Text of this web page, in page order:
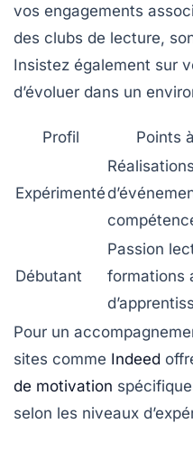
vos engagements
des clubs de lecture,
Insistez également sur
d’évoluer dans un
Profil Points
Expérimenté
Débutant
Passion
formations
Pour un
sites comme Indeed
de motivation
selon les niveaux